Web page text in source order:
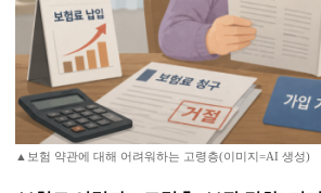
▲보험 약관에 대해 어려워하는 고령층(이미지=AI 생성)